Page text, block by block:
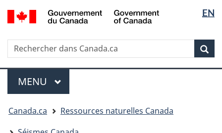
Passer
au
principal
Passer
à
sujet
du
gouvernement »
Passer
à
version
HTML
simplifiée
la
langue
EN
Rechercher
Rechercher
dans
Canada.ca
Menu
MENU PRINCIPAL
êtes
ici
Canada.ca
Ressources naturelles Canada